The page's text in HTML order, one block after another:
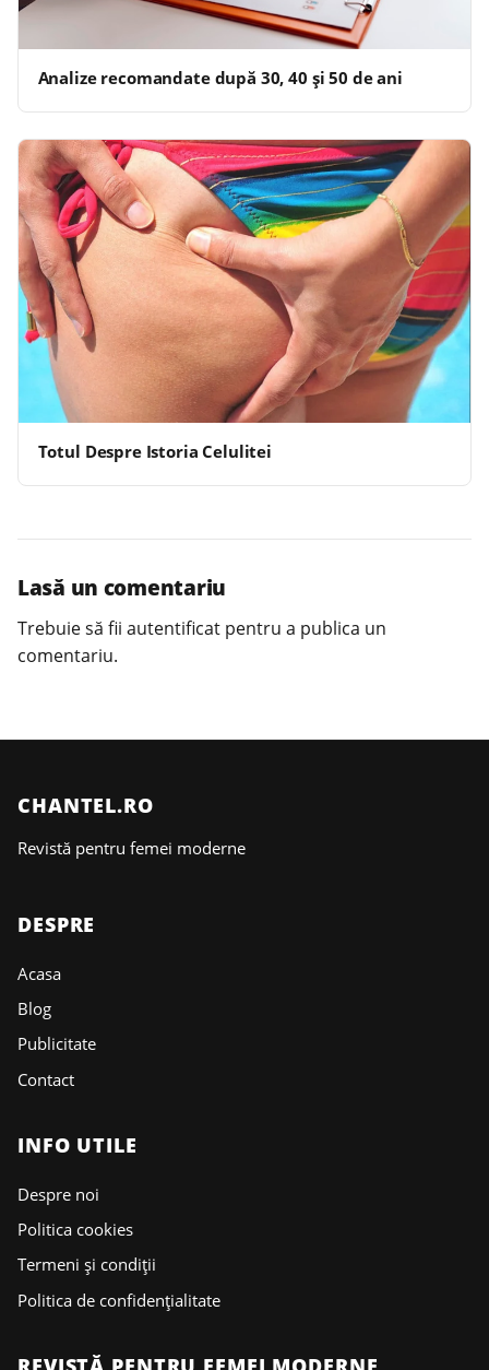
Analize recomandate după 30, 40 și 50 de ani
Totul Despre Istoria Celulitei
Lasă un comentariu
Trebuie să fii autentificat pentru a publica un
comentariu.
CHANTEL.RO
Revistă pentru femei moderne
DESPRE
Acasa
Blog
Publicitate
Contact
INFO UTILE
Despre noi
Politica cookies
Termeni și condiții
Politica de confidențialitate